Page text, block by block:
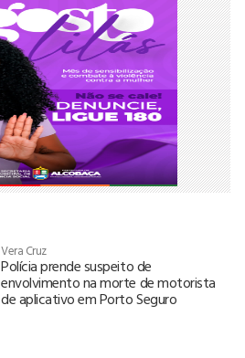
Vera Cruz
Polícia prende suspeito de
envolvimento na morte de motorista
de aplicativo em Porto Seguro